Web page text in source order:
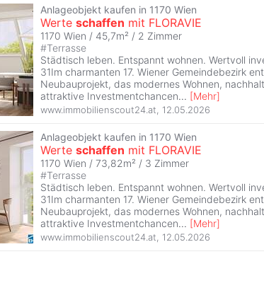
Anlageobjekt kaufen in 1170 Wien
Werte schaffen mit FLORAVIE
1170 Wien / 45,7m² / 2 Zimmer
#Terrasse
Städtisch leben. Entspannt wohnen. Wertvoll
31Im charmanten 17. Wiener Gemeindebezirk
Neubauprojekt, das modernes Wohnen,
attraktive Investmentchancen... [Mehr]
www.immobilienscout24.at 12.05.2026
Anlageobjekt kaufen in 1170 Wien
Werte schaffen mit FLORAVIE
1170 Wien / 73,82m² / 3 Zimmer
#Terrasse
Städtisch leben. Entspannt wohnen. Wertvoll
31Im charmanten 17. Wiener Gemeindebezirk
Neubauprojekt, das modernes Wohnen,
attraktive Investmentchancen... [Mehr]
www.immobilienscout24.at 12.05.2026